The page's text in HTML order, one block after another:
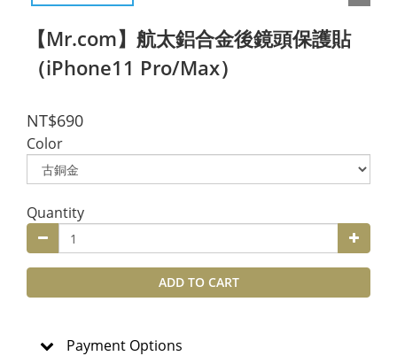
【Mr.com】航太鋁合金後鏡頭保護貼
（iPhone11 Pro/Max）
NT$690
Color
Quantity
ADD TO CART
Payment Options